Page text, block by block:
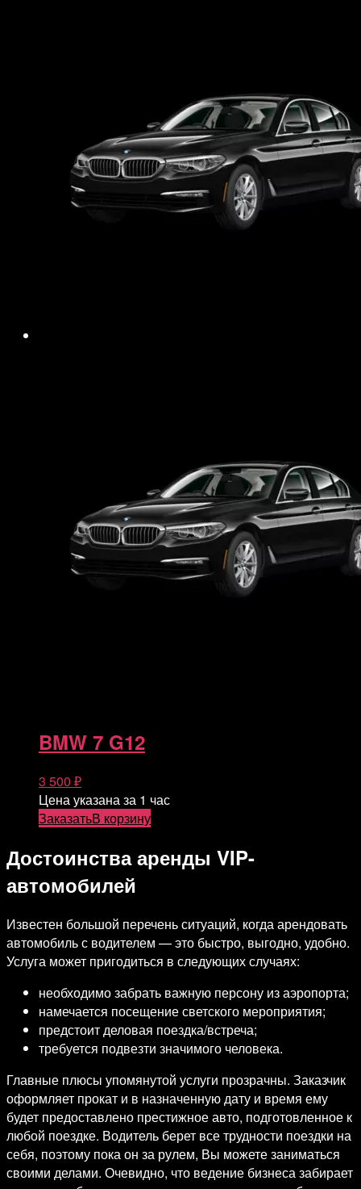
BMW 7 G12
3 500 ₽
Цена указана за 1 час
ЗаказатьВ корзину
Достоинства аренды VIP-
автомобилей
Известен большой перечень ситуаций, когда арендовать
автомобиль с водителем — это быстро, выгодно, удобно.
Услуга может пригодиться в следующих случаях:
необходимо забрать важную персону из аэропорта;
намечается посещение светского мероприятия;
предстоит деловая поездка/встреча;
требуется подвезти значимого человека.
Главные плюсы упомянутой услуги прозрачны. Заказчик
оформляет прокат и в назначенную дату и время ему
будет предоставлено престижное авто, подготовленное к
любой поездке. Водитель берет все трудности поездки на
себя, поэтому пока он за рулем, Вы можете заниматься
своими делами. Очевидно, что ведение бизнеса забирает